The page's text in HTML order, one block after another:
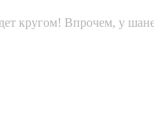
кругом! Впрочем, у